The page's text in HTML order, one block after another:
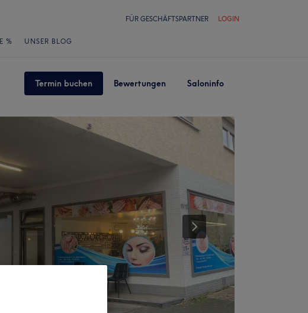
FÜR GESCHÄFTSPARTNER LOGIN
% UNSER BLOG
Termin buchen Bewertungen Saloninfo